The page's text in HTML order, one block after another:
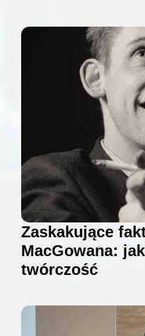
Zaskakujące
MacGowana:
twórczość